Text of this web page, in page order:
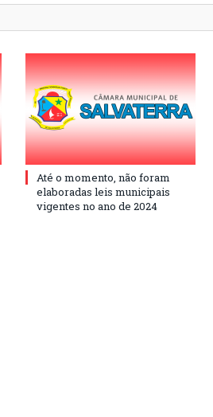
Até o momento, não foram
elaboradas leis municipais
vigentes no ano de 2024